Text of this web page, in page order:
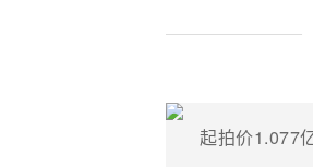
起拍价1.077